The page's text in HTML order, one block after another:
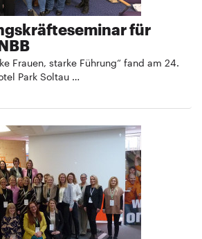
für
Frauen, starke Führung“ fand am 24.
Park Soltau …